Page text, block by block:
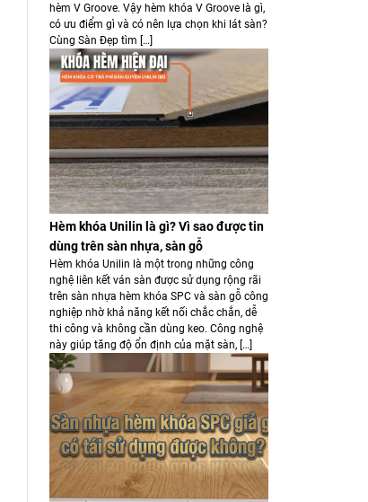
hèm V Groove. Vậy hèm khóa V Groove là gì,
có ưu điểm gì và có nên lựa chọn khi lát sàn?
Cùng Sàn Đẹp tìm […]
Hèm khóa Unilin là gì? Vì sao được tin
dùng trên sàn nhựa, sàn gỗ
Hèm khóa Unilin là một trong những công
nghệ liên kết ván sàn được sử dụng rộng rãi
trên sàn nhựa hèm khóa SPC và sàn gỗ công
nghiệp nhờ khả năng kết nối chắc chắn, dễ
thi công và không cần dùng keo. Công nghệ
này giúp tăng độ ổn định của mặt sàn, […]